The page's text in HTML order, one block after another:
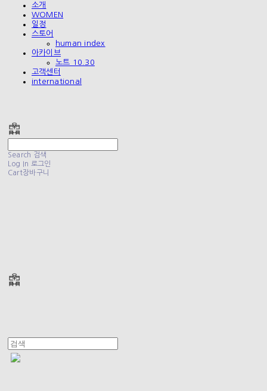
소개
WOMEN
일정
스토어
human index
아카이브
노트 10.30
고객센터
international
Search 검색
Log In 로그인
Cart장바구니